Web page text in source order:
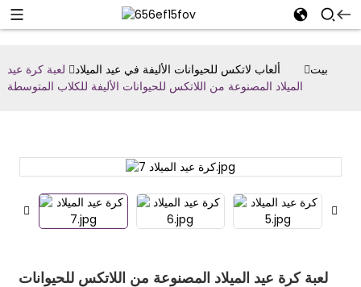
بيت ألعاب لاتكس للحيوانات الأليفة في عيد الميلاد
لعبة كرة عيد
الميلاد المصنوعة من اللاتكس للحيوانات الأليفة للكلاب المتوسطة
لعبة كرة عيد الميلاد المصنوعة من اللاتكس للحيوانات